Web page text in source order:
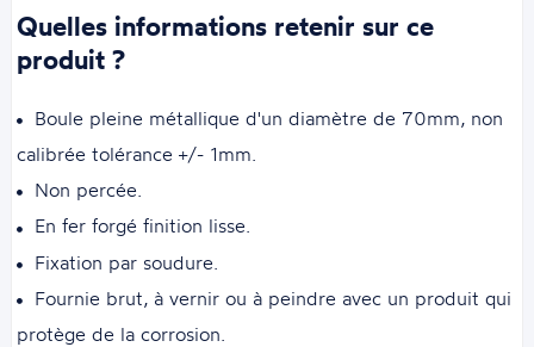
Quelles informations retenir sur ce
produit ?
Boule pleine métallique d'un diamètre de 70mm, non
calibrée tolérance +/- 1mm.
Non percée.
En fer forgé finition lisse.
Fixation par soudure.
Fournie brut, à vernir ou à peindre avec un produit qui
protège de la corrosion.